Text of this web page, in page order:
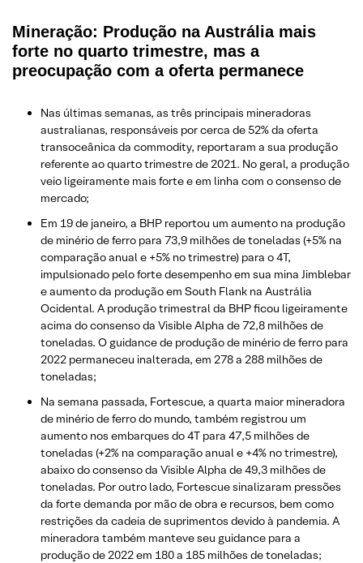
Mineração: Produção na Austrália mais
forte no quarto trimestre, mas a
preocupação com a oferta permanece
Nas últimas semanas, as três principais mineradoras
australianas, responsáveis por cerca de 52% da oferta
transoceânica da commodity, reportaram a sua produção
referente ao quarto trimestre de 2021. No geral, a produção
veio ligeiramente mais forte e em linha com o consenso de
mercado;
Em 19 de janeiro, a BHP reportou um aumento na produção
de minério de ferro para 73,9 milhões de toneladas (+5% na
comparação anual e +5% no trimestre) para o 4T,
impulsionado pelo forte desempenho em sua mina Jimblebar
e aumento da produção em South Flank na Austrália
Ocidental. A produção trimestral da BHP ficou ligeiramente
acima do consenso da Visible Alpha de 72,8 milhões de
toneladas. O guidance de produção de minério de ferro para
2022 permaneceu inalterada, em 278 a 288 milhões de
toneladas;
Na semana passada, Fortescue, a quarta maior mineradora
de minério de ferro do mundo, também registrou um
aumento nos embarques do 4T para 47,5 milhões de
toneladas (+2% na comparação anual e +4% no trimestre),
abaixo do consenso da Visible Alpha de 49,3 milhões de
toneladas. Por outro lado, Fortescue sinalizaram pressões
da forte demanda por mão de obra e recursos, bem como
restrições da cadeia de suprimentos devido à pandemia. A
mineradora também manteve seu guidance para a
produção de 2022 em 180 a 185 milhões de toneladas;